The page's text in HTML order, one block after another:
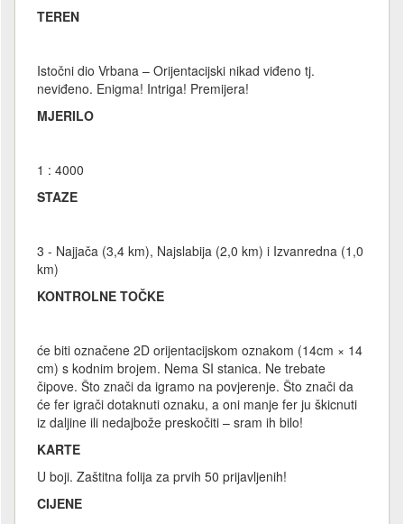
TEREN
Istočni dio Vrbana – Orijentacijski nikad viđeno tj.
neviđeno. Enigma! Intriga! Premijera!
MJERILO
1 : 4000
STAZE
3 - Najjača (3,4 km), Najslabija (2,0 km) i Izvanredna (1,0
km)
KONTROLNE TOČKE
će biti označene 2D orijentacijskom oznakom (14cm × 14
cm) s kodnim brojem. Nema SI stanica. Ne trebate
čipove. Što znači da igramo na povjerenje. Što znači da
će fer igrači dotaknuti oznaku, a oni manje fer ju škicnuti
iz daljine ili nedajbože preskočiti – sram ih bilo!
KARTE
U boji. Zaštitna folija za prvih 50 prijavljenih!
CIJENE